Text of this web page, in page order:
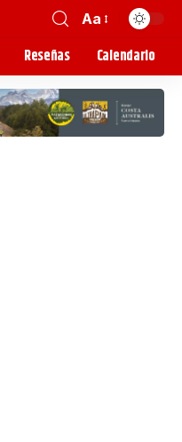
Aa
Reseñas Calendario